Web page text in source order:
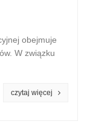
obejmuje
W związku